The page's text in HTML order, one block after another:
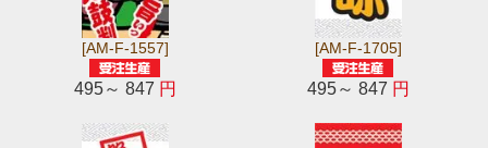
[AM-F-1557]
495～ 847 円
[AM-F-1705]
495～ 847 円